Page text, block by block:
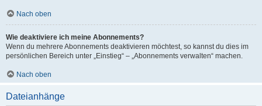
Nach oben
Wie deaktiviere ich meine Abonnements?
Wenn du mehrere Abonnements deaktivieren möchtest, so kannst du dies im
persönlichen Bereich unter „Einstieg“ – „Abonnements verwalten“ machen.
Nach oben
Dateianhänge